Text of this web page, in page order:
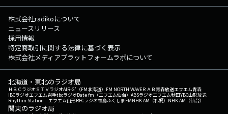
株式会社radikoについて
ニュースリリース
採用情報
特定商取引に関する法律に基づく表示
株式会社メディアプラットフォームラボについて
北海道・東北のラジオ局
ＨＢＣラジオＳＴＶラジオAIR-G'（FM北海道） FM NORTH WAVEＲＡＢ青森放送エフエム青森
IBCラジオエフエム岩手tbcラジオDate fm（エフエム仙台） ABSラジオエフエム秋田YBC山形放送
Rhythm Station エフエム山形RFCラジオ福島ふくしまFMNHK AM（札幌） NHK AM（仙台）
関東のラジオ局